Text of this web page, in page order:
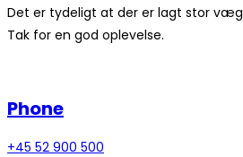
Det er tydeligt at der er lagt stor
Tak for en god oplevelse.
Phone
+45 52 900 500